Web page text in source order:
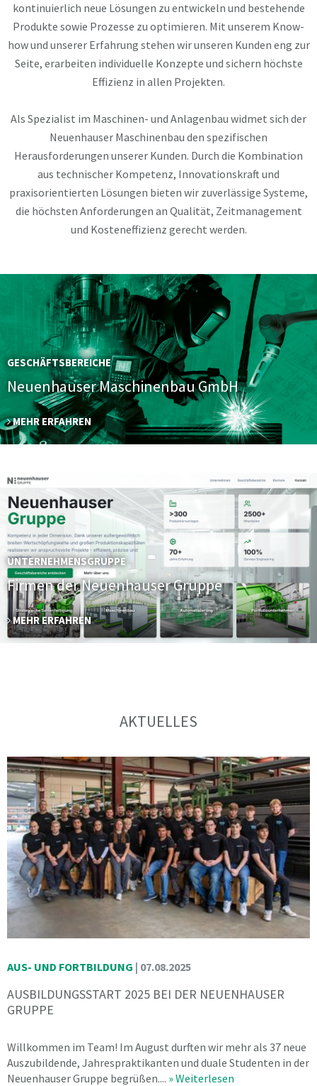
kontinuierlich neue Lösungen zu entwickeln und bestehende
Produkte sowie Prozesse zu optimieren. Mit unserem Know-
how und unserer Erfahrung stehen wir unseren Kunden eng zur
Seite, erarbeiten individuelle Konzepte und sichern höchste
Effizienz in allen Projekten.
Als Spezialist im Maschinen- und Anlagenbau widmet sich der
Neuenhauser Maschinenbau den spezifischen
Herausforderungen unserer Kunden. Durch die Kombination
aus technischer Kompetenz, Innovationskraft und
praxisorientierten Lösungen bieten wir zuverlässige Systeme,
die höchsten Anforderungen an Qualität, Zeitmanagement
und Kosteneffizienz gerecht werden.
GESCHÄFTSBEREICHE
Neuenhauser Maschinenbau GmbH
MEHR ERFAHREN
UNTERNEHMENSGRUPPE
Firmen der Neuenhauser Gruppe
MEHR ERFAHREN
AKTUELLES
AUS- UND FORTBILDUNG | 07.08.2025
AUSBILDUNGSSTART 2025 BEI DER NEUENHAUSER
GRUPPE
Willkommen im Team! Im August durften wir mehr als 37 neue
Auszubildende, Jahrespraktikanten und duale Studenten in der
Neuenhauser Gruppe begrüßen.... » Weiterlesen